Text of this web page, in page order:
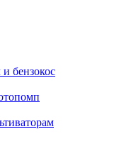
бензокос